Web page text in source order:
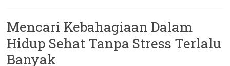
Mencari Kebahagiaan Dalam
Hidup Sehat Tanpa Stress Terlalu
Banyak